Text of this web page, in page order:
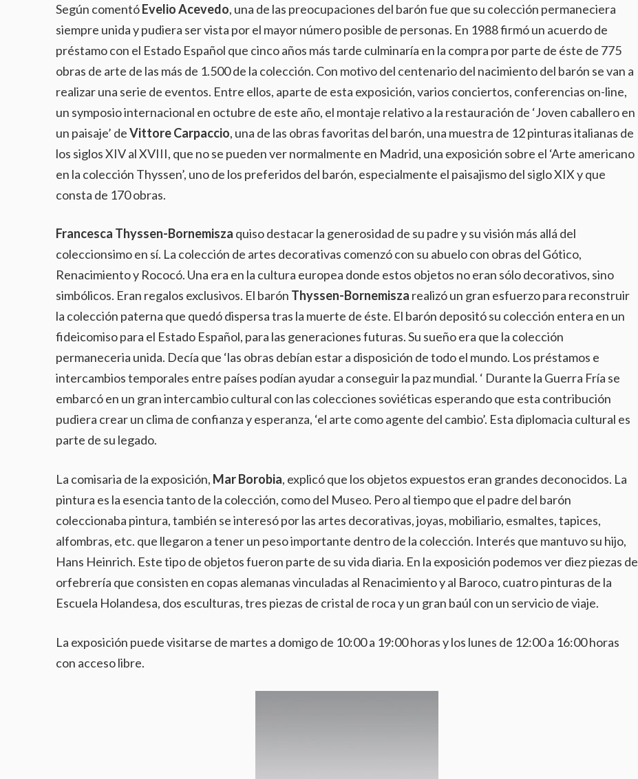
Según comentóEvelio Acevedo, una de las preocupaciones del barón fue que su colección permaneciera
siempre unida y pudiera ser vista por el mayor número posible de personas. En 1988 firmó un acuerdo de
préstamo con el Estado Español que cinco años más tarde culminaría en la compra por parte de éste de 775
obras de arte de las más de 1.500 de la colección. Con motivo del centenario del nacimiento del barón se van a
realizar una serie de eventos. Entre ellos, aparte de esta exposición, varios conciertos, conferencias on-line,
un symposio internacional en octubre de este año, el montaje relativo a la restauración de ‘Joven caballero en
un paisaje’ deVittore Carpaccio, una de las obras favoritas del barón, una muestra de 12 pinturas italianas de
los siglos XIV al XVIII, que no se pueden ver normalmente en Madrid, una exposición sobre el ‘Arte americano
en la colección Thyssen’, uno de los preferidos del barón, especialmente el paisajismo del siglo XIX y que
consta de 170 obras.
Francesca Thyssen-Bornemisza quiso destacar la generosidad de su padre y su visión más allá del
coleccionsimo en sí. La colección de artes decorativas comenzó con su abuelo con obras del Gótico,
Renacimiento y Rococó. Una era en la cultura europea donde estos objetos no eran sólo decorativos, sino
simbólicos. Eran regalos exclusivos. El barón Thyssen-Bornemisza realizó un gran esfuerzo para reconstruir
la colección paterna que quedó dispersa tras la muerte de éste. El barón depositó su colección entera en un
fideicomiso para el Estado Español, para las generaciones futuras. Su sueño era que la colección
permaneceria unida. Decía que ‘las obras debían estar a disposición de todo el mundo. Los préstamos e
intercambios temporales entre países podían ayudar a conseguir la paz mundial. ‘ Durante la Guerra Fría se
embarcó en un gran intercambio cultural con las colecciones soviéticas esperando que esta contribución
pudiera crear un clima de confianza y esperanza, ‘el arte como agente del cambio’. Esta diplomacia cultural es
parte de su legado.
La comisaria de la exposición, Mar Borobia, explicó que los objetos expuestos eran grandes deconocidos. La
pintura es la esencia tanto de la colección, como del Museo. Pero al tiempo que el padre del barón
coleccionaba pintura, también se interesó por las artes decorativas, joyas, mobiliario, esmaltes, tapices,
alfombras, etc. que llegaron a tener un peso importante dentro de la colección. Interés que mantuvo su hijo,
Hans Heinrich. Este tipo de objetos fueron parte de su vida diaria. En la exposición podemos ver diez piezas de
orfebrería que consisten en copas alemanas vinculadas al Renacimiento y al Baroco, cuatro pinturas de la
Escuela Holandesa, dos esculturas, tres piezas de cristal de roca y un gran baúl con un servicio de viaje.
La exposición puede visitarse de martes a domigo de 10:00 a 19:00 horas y los lunes de 12:00 a 16:00 horas
con acceso libre.